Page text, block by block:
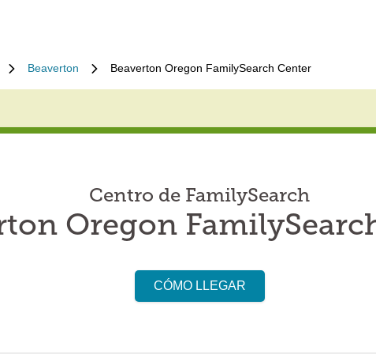
Beaverton Beaverton Oregon FamilySearch Center
Centro de FamilySearch
Oregon
CÓMO LLEGAR